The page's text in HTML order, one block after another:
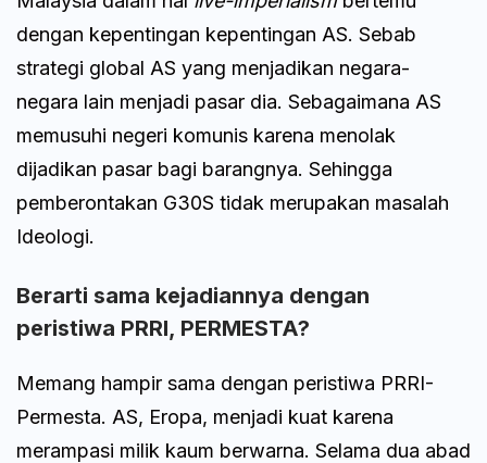
dengan kepentingan kepentingan AS. Sebab
strategi global AS yang menjadikan negara-
negara lain menjadi pasar dia. Sebagaimana AS
memusuhi negeri komunis karena menolak
dijadikan pasar bagi barangnya. Sehingga
pemberontakan G30S tidak merupakan masalah
Ideologi.
Berarti sama kejadiannya dengan
peristiwa PRRI, PERMESTA?
Memang hampir sama dengan peristiwa PRRI-
Permesta. AS, Eropa, menjadi kuat karena
merampasi milik kaum berwarna. Selama dua abad